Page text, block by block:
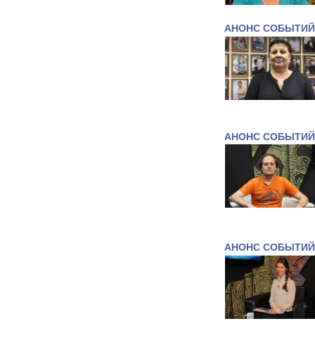
АНОНС СОБЫТИЙ
АНОНС СОБЫТИЙ
АНОНС СОБЫТИЙ